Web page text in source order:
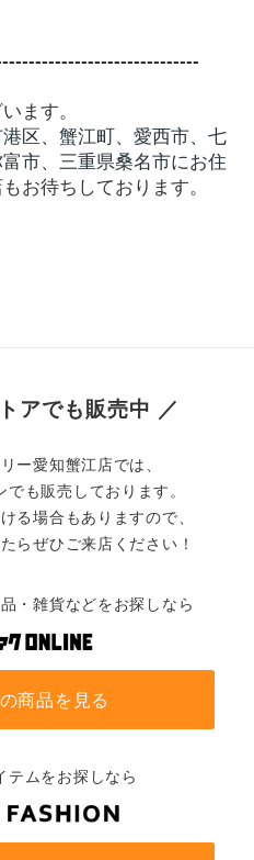
ます。
区、蟹江町、愛西市、七
市、三重県桑名市にお住
お待ちしております。
アでも販売中 ／
ー愛知蟹江店では、
も販売しております。
る場合もありますので、
らぜひご来店ください！
・雑貨などをお探しなら
商品を見る
テムをお探しなら